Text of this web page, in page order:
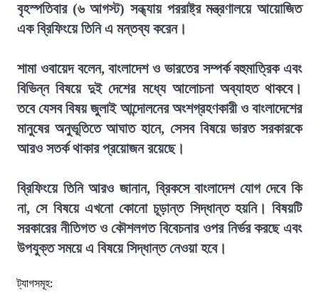
বৃহস্পতিবার (৬ আগস্ট) সন্ধ্যায় পররাষ্ট্র মন্ত্রণালয়ে আয়োজিত
এক ব্রিফিংয়ে তিনি এ মন্তব্য করেন।
শামা ওবায়েদ বলেন, বাংলাদেশ ও ভারতের সম্পর্ক বহুমাত্রিক এবং
বিভিন্ন বিষয়ে দুই দেশের মধ্যে আলোচনা অব্যাহত থাকবে।
তবে যেসব বিষয় জুলাই আন্দোলনের অংশগ্রহণকারী ও বাংলাদেশের
মানুষের অনুভূতিতে আঘাত হানে, সেসব বিষয়ে ভারত সরকারকে
আরও সতর্ক থাকার প্রয়োজন রয়েছে।
ব্রিফিংয়ে তিনি আরও জানান, ব্রিকসে বাংলাদেশ যোগ দেবে কি
না, সে বিষয়ে এখনো কোনো চূড়ান্ত সিদ্ধান্ত হয়নি। বিষয়টি
সরকারের নীতিগত ও কৌশলগত বিবেচনার ওপর নির্ভর করছে এবং
উপযুক্ত সময়ে এ বিষয়ে সিদ্ধান্ত নেওয়া হবে।
ট্যাগসমূহ: